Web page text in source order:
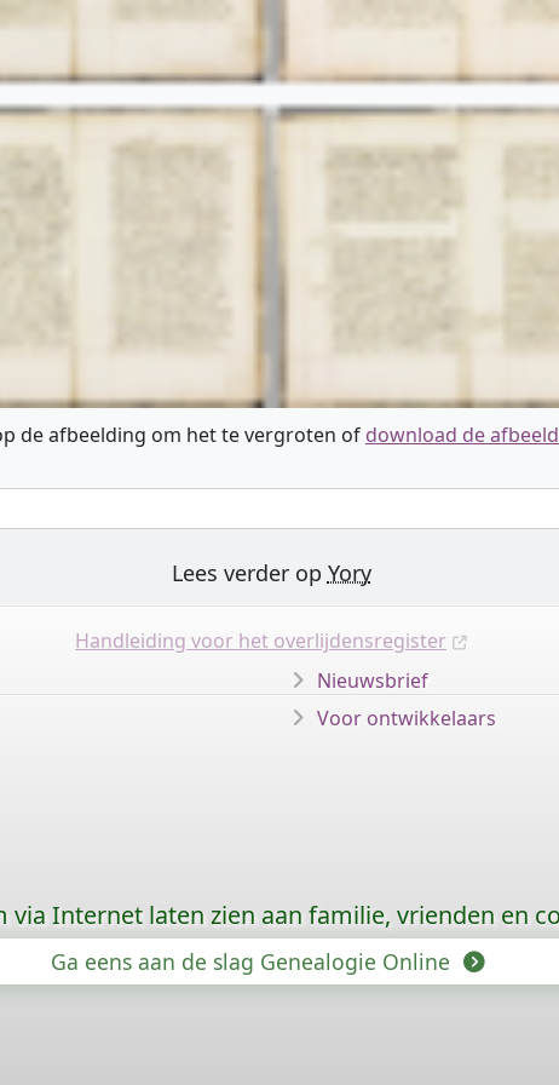
de afbeelding om het te vergroten of download de
Lees verder op Yory
Handleiding voor het overlijdensregister
Nieuwsbrief
Voor ontwikkelaars
Internet laten zien aan familie, vrienden en
Ga eens aan de slag Genealogie Online